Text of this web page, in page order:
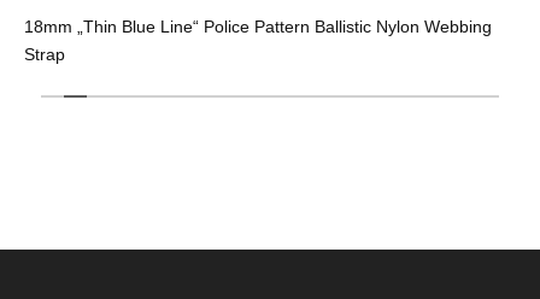
18mm „Thin Blue Line“ Police Pattern Ballistic Nylon Webbing
Strap